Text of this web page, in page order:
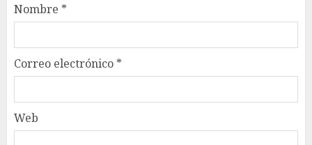
Nombre *
Correo electrónico *
Web